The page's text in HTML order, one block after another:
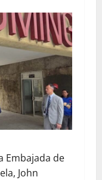
Embajada de
John